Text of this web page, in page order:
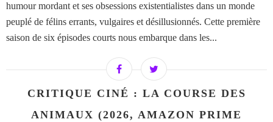
humour mordant et ses obsessions existentialistes dans un monde
peuplé de félins errants, vulgaires et désillusionnés. Cette première
saison de six épisodes courts nous embarque dans les...
CRITIQUE CINÉ : LA COURSE DES
ANIMAUX (2026, AMAZON PRIME